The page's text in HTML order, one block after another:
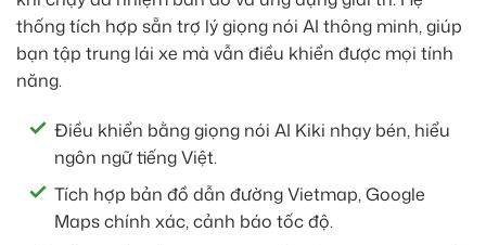
thống tích hợp sẵn trợ lý giọng nói AI thông minh, giúp
bạn tập trung lái xe mà vẫn điều khiển được mọi tính
năng.
Điều khiển bằng giọng nói AI Kiki nhạy bén, hiểu
ngôn ngữ tiếng Việt.
Tích hợp bản đồ dẫn đường Vietmap, Google
Maps chính xác, cảnh báo tốc độ.